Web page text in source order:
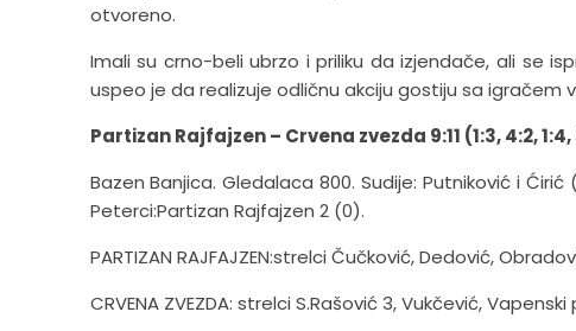
otvoreno.
Imali su crno-beli ubrzo i priliku da izjendače, ali se
uspeo je da realizuje odličnu akciju gostiju sa igračem
Partizan Rajfajzen – Crvena zvezda 9:11 (1:3, 4:2, 1:4,
Bazen Banjica. Gledalaca 800. Sudije: Putniković i
Peterci:Partizan Rajfajzen 2 (0).
PARTIZAN RAJFAJZEN:strelci Čučković, Dedović,
CRVENA ZVEZDA: strelci S.Rašović 3, Vukčević,